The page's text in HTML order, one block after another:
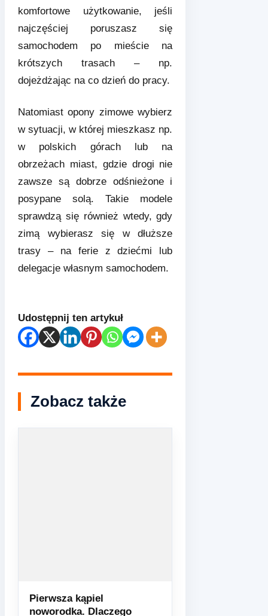
komfortowe użytkowanie, jeśli
najczęściej poruszasz się
samochodem po mieście na
krótszych trasach – np.
dojeżdżając na co dzień do pracy.
Natomiast opony zimowe wybierz
w sytuacji, w której mieszkasz np.
w polskich górach lub na
obrzeżach miast, gdzie drogi nie
zawsze są dobrze odśnieżone i
posypane solą. Takie modele
sprawdzą się również wtedy, gdy
zimą wybierasz się w dłuższe
trasy – na ferie z dziećmi lub
delegacje własnym samochodem.
Udostępnij ten artykuł
Zobacz także
Pierwsza kąpiel
noworodka. Dlaczego